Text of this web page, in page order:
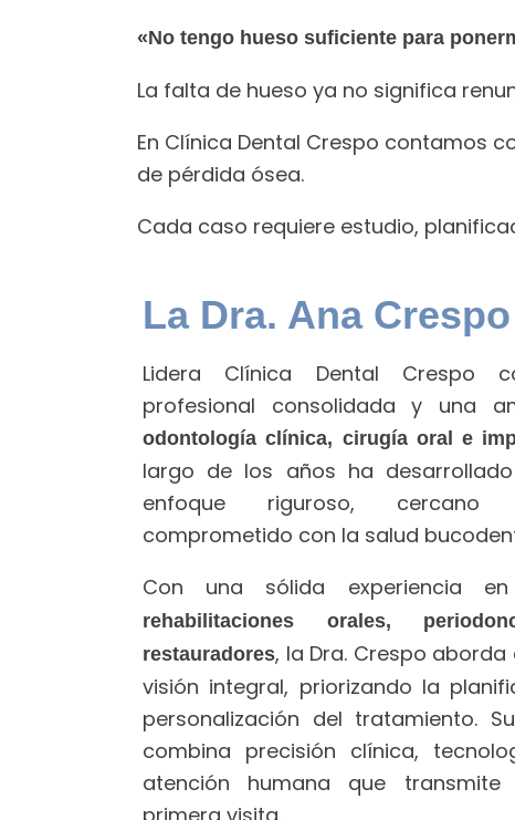
«No tengo hueso suficiente para
La falta de hueso ya no significa
En Clínica Dental Crespo contamos
de pérdida ósea.
Cada caso requiere estudio,
La Dra. Ana
Lidera Clínica Dental Crespo
profesional consolidada y una
odontología clínica, cirugía oral e
largo de los años ha
enfoque riguroso, cercano
comprometido con la salud
Con una sólida experiencia
rehabilitaciones orales,
restauradores, la Dra. Crespo
visión integral, priorizando la
personalización del tratamiento.
combina precisión clínica,
atención humana que